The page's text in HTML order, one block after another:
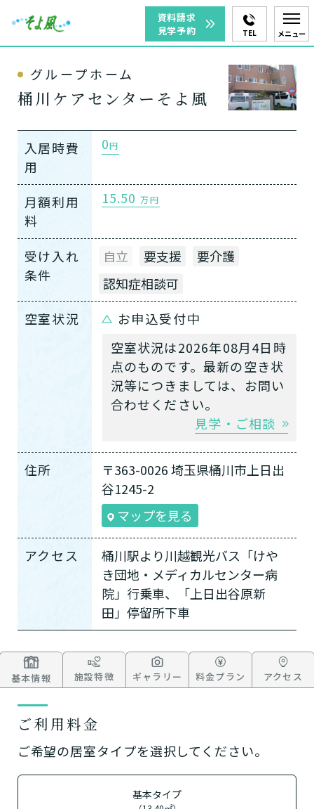
資料請求
見学予約
TEL メニュー
グループホーム
桶川ケアセンターそよ風
入居時費
用
0円
月額利用
料
15.50 万円
受け入れ
条件
自立 要支援
要介護
認知症相談可
空室状況
お申込受付中
空室状況は2026年08月4日時
点のものです。最新の空き状
況等につきましては、お問い
合わせください。
見学・ご相談
住所
〒363-0026 埼玉県桶川市上日出
谷1245-2
マップを見る
アクセス
桶川駅より川越観光バス「けや
き団地・メディカルセンター病
院」行乗車、「上日出谷原新
田」停留所下車
基本情報 施設特徴 ギャラリー 料金プラン アクセス
ご利用料金
ご希望の居室タイプを選択してください。
基本タイプ